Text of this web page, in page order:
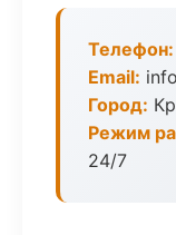
Телефон:
Email:
Город:
Режим
24/7